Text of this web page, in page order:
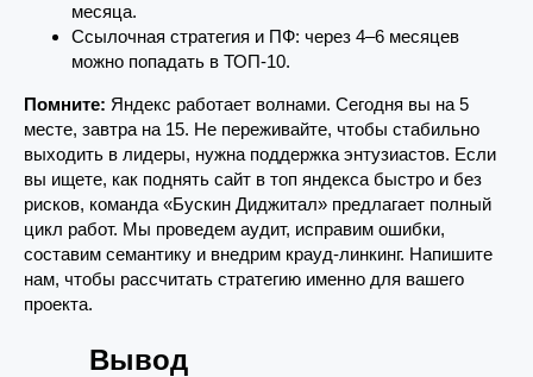
месяца.
Ссылочная стратегия и ПФ: через 4–6 месяцев
можно попадать в ТОП-10.
Помните: Яндекс работает волнами. Сегодня вы на 5
месте, завтра на 15. Не переживайте, чтобы стабильно
выходить в лидеры, нужна поддержка энтузиастов. Если
вы ищете, как поднять сайт в топ яндекса быстро и без
рисков, команда «Бускин Диджитал» предлагает полный
цикл работ. Мы проведем аудит, исправим ошибки,
составим семантику и внедрим крауд-линкинг. Напишите
нам, чтобы рассчитать стратегию именно для вашего
проекта.
Вывод